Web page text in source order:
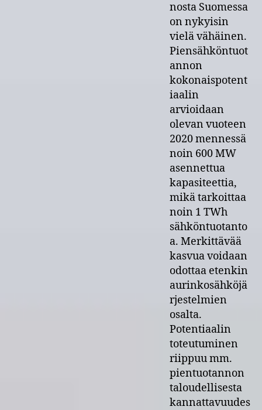
nosta Suomessa
on nykyisin
vielä vähäinen.
Piensähköntuot
annon
kokonaispotent
iaalin
arvioidaan
olevan vuoteen
2020 mennessä
noin 600 MW
asennettua
kapasiteettia,
mikä tarkoittaa
noin 1 TWh
sähköntuotanto
a. Merkittävää
kasvua voidaan
odottaa etenkin
aurinkosähköjä
rjestelmien
osalta.
Potentiaalin
toteutuminen
riippuu mm.
pientuotannon
taloudellisesta
kannattavuudes